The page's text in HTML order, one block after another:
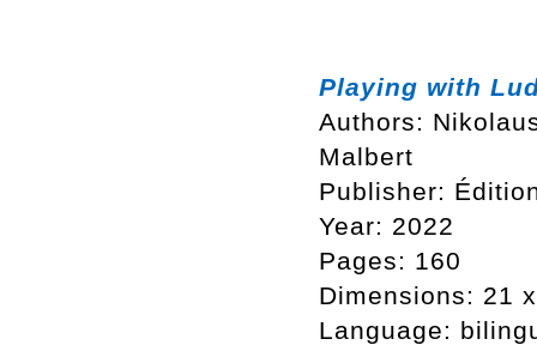
Playing with
Authors:
Malbert
Publisher:
Year: 2022
Pages: 160
Dimensions: 21
Language: